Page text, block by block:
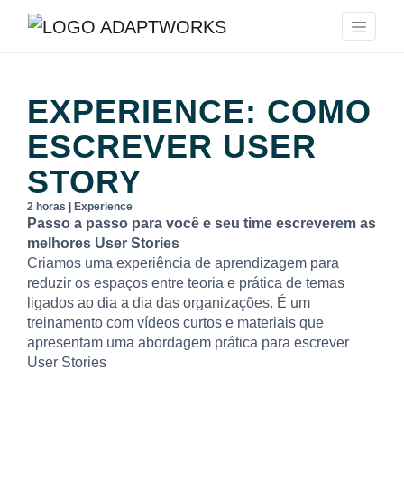
EXPERIENCE: COMO
ESCREVER USER
STORY
2 horas | Experience
Passo a passo para você e seu time escreverem as
melhores User Stories
Criamos uma experiência de aprendizagem para
reduzir os espaços entre teoria e prática de temas
ligados ao dia a dia das organizações. É um
treinamento com vídeos curtos e materiais que
apresentam uma abordagem prática para escrever
User Stories